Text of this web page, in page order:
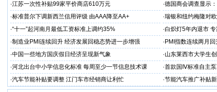
·江苏一次性补贴99家平价商店610万元 ·德国商会调查显示
·标准普尔下调新西兰信用评级 由AAA降至AA+ ·瑞银和纽约梅隆对
·“十一”起河南月最低工资标准上调约35% ·白炽灯5年内退市
·制造业PMI连续回升 经济发展回稳态势进一步增强 · PMI指数连续两月
·中国一些地方国庆假日经济呈现新气象 ·山东莱西市大学生
·河北出台中小学信息化标准 每周至少一节信息技术课 ·首款国Ⅳ标准自主
·汽车节能补贴要调整 江门车市经销商让利忙 ·节能汽车推广补贴